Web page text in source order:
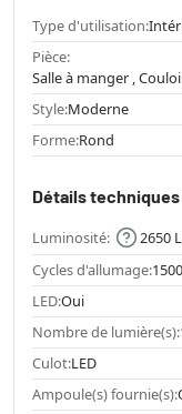
Type d'utilisation:
Pièce:
Salle à manger ,
Style:Moderne
Forme:Rond
Détails
Luminosité:
2650
Cycles d'allumage:
LED:Oui
Nombre de lumière(s):
Culot:LED
Ampoule(s) fournie(s):